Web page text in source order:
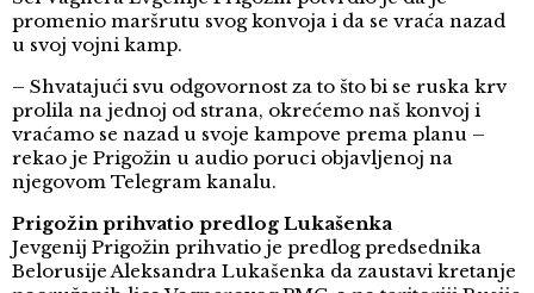
promenio maršrutu svog konvoja i da se vraća nazad
u svoj vojni kamp.
– Shvatajući svu odgovornost za to što bi se ruska krv
prolila na jednoj od strana, okrećemo naš konvoj i
vraćamo se nazad u svoje kampove prema planu –
rekao je Prigožin u audio poruci objavljenoj na
njegovom Telegram kanalu.
Prigožin prihvatio predlog Lukašenka
Jevgenij Prigožin prihvatio je predlog predsednika
Belorusije Aleksandra Lukašenka da zaustavi kretanje